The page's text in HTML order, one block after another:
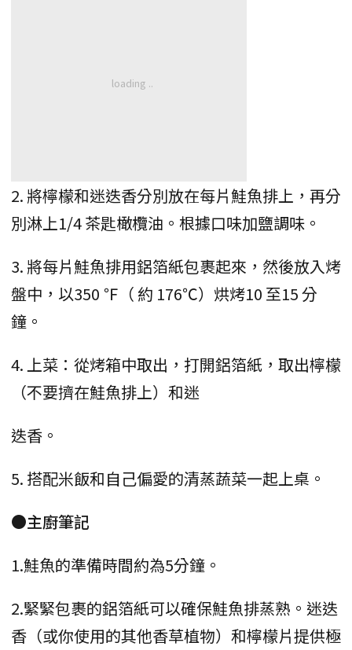
2. 將檸檬和迷迭香分別放在每片鮭魚排上，再分
別淋上1/4 茶匙橄欖油。根據口味加鹽調味。
3. 將每片鮭魚排用鋁箔紙包裹起來，然後放入烤
盤中，以350 ℉（ 約 176℃）烘烤10 至15 分
鐘。
4. 上菜：從烤箱中取出，打開鋁箔紙，取出檸檬
（不要擠在鮭魚排上）和迷
迭香。
5. 搭配米飯和自己偏愛的清蒸蔬菜一起上桌。
●主廚筆記
1.鮭魚的準備時間約為5分鐘。
2.緊緊包裹的鋁箔紙可以確保鮭魚排蒸熟。迷迭
香（或你使用的其他香草植物）和檸檬片提供極